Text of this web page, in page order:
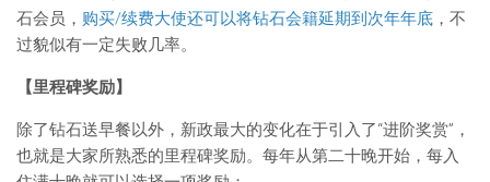
石会员， 购买/续费大使还可以将钻石会籍延期到次年年底 ，不
过貌似有一定失败几率。
【里程碑奖励】
除了钻石送早餐以外，新政最大的变化在于引入了“进阶奖赏”，
也就是大家所熟悉的里程碑奖励。每年从第二十晚开始，每入